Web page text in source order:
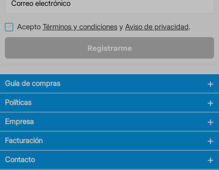
Acepto Términos y condiciones y Aviso de privacidad.
Registrarme
Guía de compras
Políticas
Empresa
Facturación
Contacto